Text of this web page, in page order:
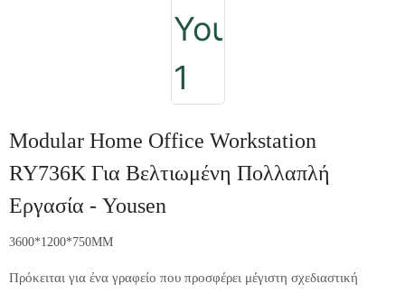
Modular Home Office Workstation
RY736K Για Βελτιωμένη Πολλαπλή
Εργασία - Yousen
3600*1200*750MM
Πρόκειται για ένα γραφείο που προσφέρει μέγιστη σχεδιαστική